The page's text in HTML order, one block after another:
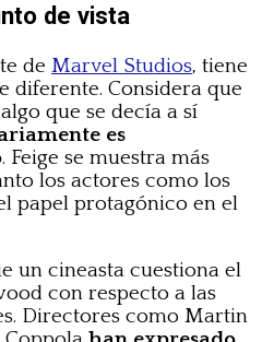
de vista
de Marvel Studios, tiene
diferente. Considera que
que se decía a sí
es
. Feige se muestra más
los actores como los
papel protagónico en el
un cineasta cuestiona el
con respecto a las
Directores como Martin